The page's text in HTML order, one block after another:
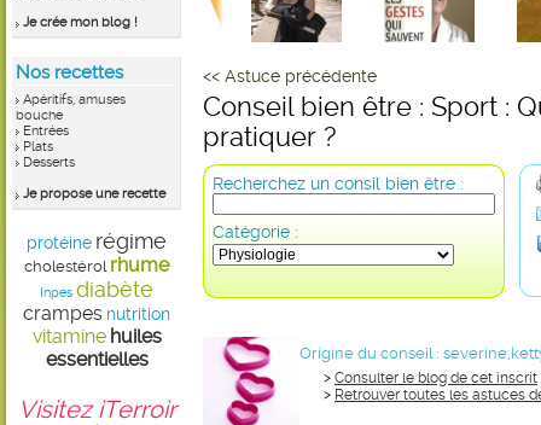
Je crée mon blog !
Nos recettes
Apéritifs, amuses
bouche
Entrées
Plats
Desserts
Je propose une recette
protéine régime
cholestérol rhume
Inpes diabète
crampes nutrition
vitamine huiles
essentielles
Visitez iTerroir
<< Astuce précédente
Conseil bien être : Sport :
pratiquer ?
Recherchez un consil bien être :
Catégorie :
Origine du conseil :
> Consulter le blog de cet inscrit
> Retrouver toutes les astuces